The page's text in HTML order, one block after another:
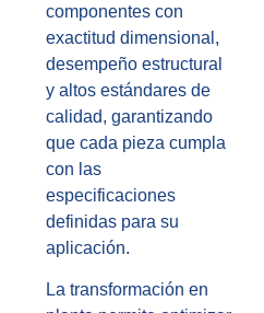
componentes con
exactitud dimensional,
desempeño estructural
y altos estándares de
calidad, garantizando
que cada pieza cumpla
con las
especificaciones
definidas para su
aplicación.
La transformación en